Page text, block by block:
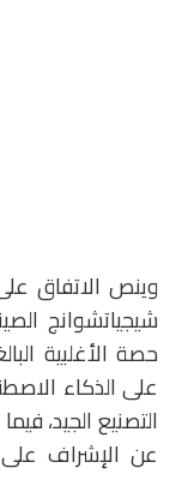
وينص الاتفاق
شيجياتشوانج
على الذكاء
عن الإشراف على